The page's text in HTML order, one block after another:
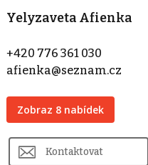
Yelyzaveta Afienka
+420 776 361 030
afienka@seznam.cz
Zobraz 8 nabídek
Kontaktovat